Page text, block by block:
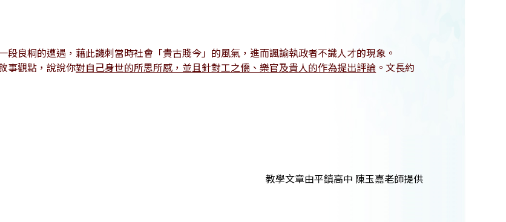
良桐的遭遇，藉此譏刺當時社會「貴古賤今」的風氣，進而諷諭執政者不識人才的現象。
事觀點，說說你對自己身世的所思所感，並且針對工之僑、樂官及貴人的作為提出評論 。文長約
教學文章由平鎮高中 陳玉嘉老師提供